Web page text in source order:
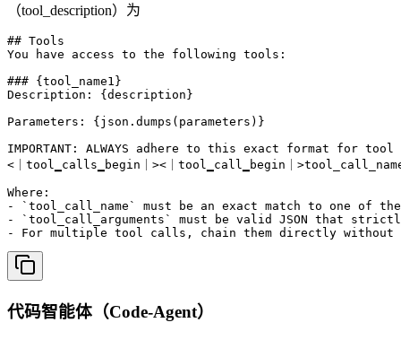
（tool_description）为
## Tools
You have access to the following tools:
### {tool_name1}
Description: {description}
Parameters: {json.dumps(parameters)}
IMPORTANT: ALWAYS adhere to this exact format for tool
<｜tool▁calls▁begin｜><｜tool▁call▁begin｜
Where:
- `tool_call_name` must be an exact match to one of
- `tool_call_arguments` must be valid JSON that
- For multiple tool calls, chain them directly without
代码智能体（Code-Agent）